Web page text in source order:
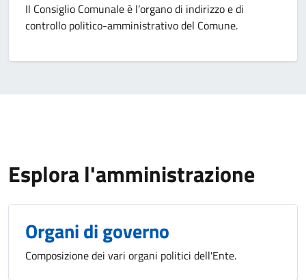
Il Consiglio Comunale è l’organo di indirizzo e di
controllo politico-amministrativo del Comune.
Esplora l'amministrazione
Organi di governo
Composizione dei vari organi politici dell'Ente.